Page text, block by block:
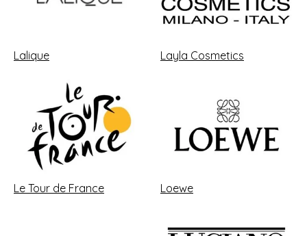
Lalique Layla Cosmetics
Le Tour de France Loewe